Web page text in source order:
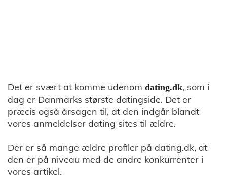
Det er svært at komme udenom dating.dk, som i
dag er Danmarks største datingside. Det er
præcis også årsagen til, at den indgår blandt
vores anmeldelser dating sites til ældre.
Der er så mange ældre profiler på dating.dk, at
den er på niveau med de andre konkurrenter i
vores artikel.